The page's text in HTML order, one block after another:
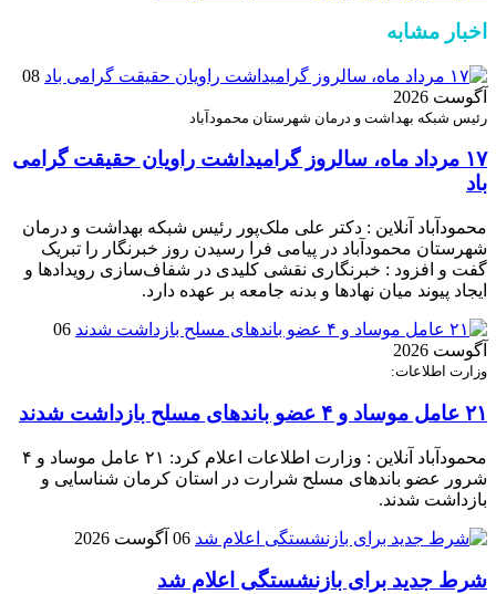
اخبار مشابه
08
آگوست 2026
رئیس شبکه بهداشت و درمان شهرستان محمودآباد
۱۷ مرداد ماه، سالروز گرامیداشت راویان حقیقت گرامی
باد
محمودآباد آنلاین : دکتر علی ملک‌پور رئیس شبکه بهداشت و درمان
شهرستان محمودآباد در پیامی فرا رسیدن روز خبرنگار را تبریک
گفت و افزود : خبرنگاری نقشی کلیدی در شفاف‌سازی رویدادها و
ایجاد پیوند میان نهادها و بدنه جامعه بر عهده دارد.
06
آگوست 2026
وزارت اطلاعات:
۲۱ عامل موساد و ۴ عضو باند‌های مسلح بازداشت شدند
محمودآباد آنلاین : وزارت اطلاعات اعلام کرد: ۲۱ عامل موساد و ۴
شرور عضو باند‌های مسلح شرارت در استان کرمان شناسایی و
بازداشت شدند.
06 آگوست 2026
شرط جدید برای بازنشستگی اعلام شد